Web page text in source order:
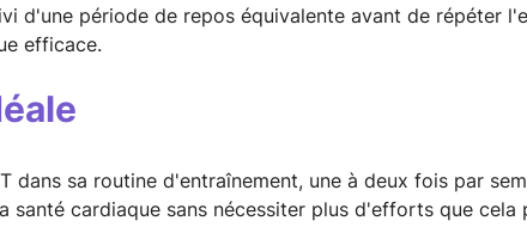
d'une période de repos équivalente avant de répéter
efficace.
dans sa routine d'entraînement, une à deux fois par
santé cardiaque sans nécessiter plus d'efforts que cela